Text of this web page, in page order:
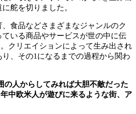
舵を切りました。
食品などさまざまなジャンルのク
いる商品やサービスが世の中に伝
クリエイションによって生み出され
り、その1 になるまでの過程から関わ
人からしてみれば大胆不敵だった
中欧米人が遊びに来るような街、ア